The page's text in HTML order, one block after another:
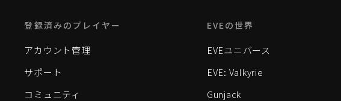
登録済みのプレイヤー
アカウント管理
サポート
コミュニティ
EVEの世界
EVEユニバース
EVE: Valkyrie
Gunjack